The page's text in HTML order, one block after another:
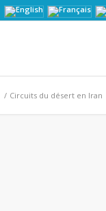
/ Circuits du désert en Iran